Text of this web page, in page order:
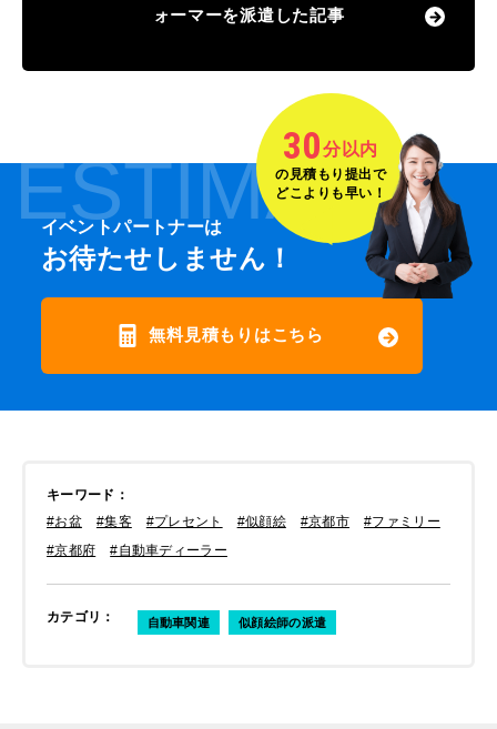
ォーマーを派遣した記事
ESTIMATE
イベントパートナーは
お待たせしません！
無料見積もりはこちら
30分以内
の見積もり提出で
どこよりも早い！
キーワード ：
#お盆
#集客 #プレセント #似顔絵 #京都市
#ファミリー
#京都府
#自動車ディーラー
カテゴリ ： 自動車関連 似顔絵師の派遣